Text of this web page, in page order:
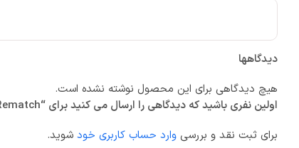
دیدگاهها
هیچ دیدگاهی برای این محصول نوشته نشده است.
اولین نفری باشید که دیدگاهی را ارسال می کنید برای “Rematch”
برای ثبت نقد و بررسی وارد حساب کاربری خود شوید.